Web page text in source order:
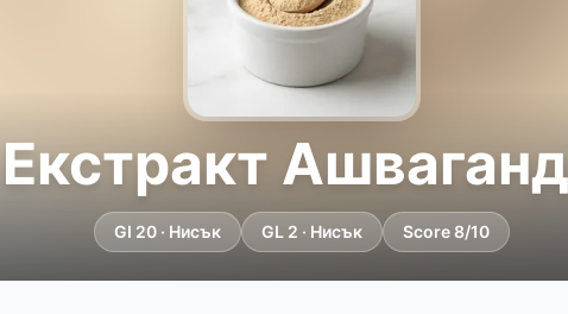
Екстракт
GI 20 · Нисък GL 2 · Нисък Score 8/10